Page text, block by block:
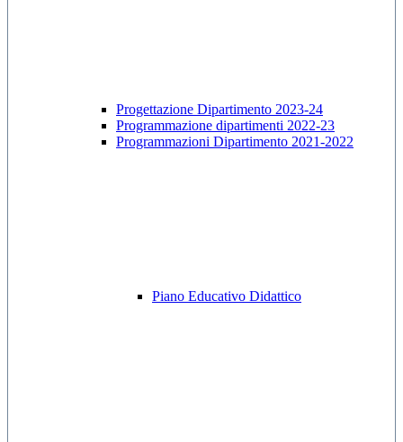
Progettazione Dipartimento 2023-24
Programmazione dipartimenti 2022-23
Programmazioni Dipartimento 2021-2022
Piano Educativo Didattico